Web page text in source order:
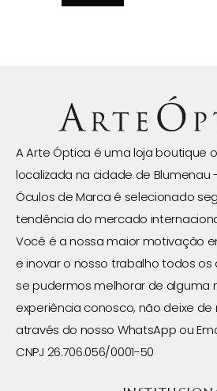
A Arte Óptica é uma loja boutique
localizada na cidade de Blumenau
Óculos de Marca é selecionado
tendência do mercado
Você é a nossa maior motivação
e inovar o nosso trabalho todos os
se pudermos melhorar de alguma
experiência conosco, não deixe
através do nosso WhatsApp ou
CNPJ 26.706.056/0001-50